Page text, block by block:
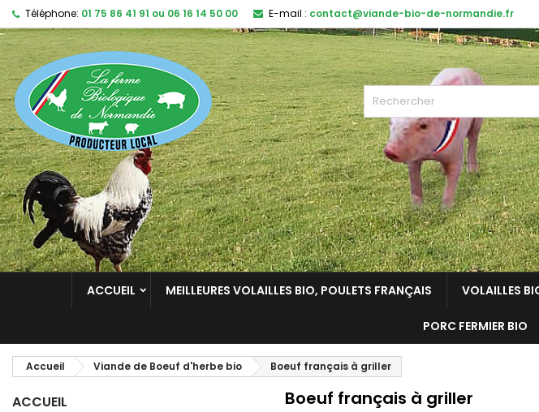
Téléphone: 01 75 86 41 91 ou 06 16 14 50 00 E-mail : contact@viande-bio-de-normandie.fr
ACCUEIL MEILLEURES VOLAILLES BIO, POULETS FRANÇAIS VOLAILLES
PORC FERMIER BIO
Accueil Viande de Boeuf d'herbe bio Boeuf français à griller
ACCUEIL Boeuf français à griller